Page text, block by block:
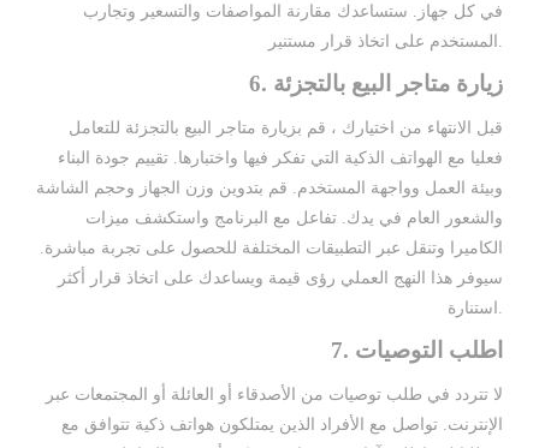
في كل جهاز. ستساعدك مقارنة المواصفات والتسعير وتجارب
6. زيارة متاجر البيع بالتجزئة
قبل الانتهاء من اختيارك ، قم بزيارة متاجر البيع بالتجزئة للتعامل
فعليا مع الهواتف الذكية التي تفكر فيها واختبارها. تقييم جودة البناء
وبيئة العمل وواجهة المستخدم. قم بتدوين وزن الجهاز وحجم الشاشة
والشعور العام في يدك. تفاعل مع البرنامج واستكشف ميزات
الكاميرا وتنقل عبر التطبيقات المختلفة للحصول على تجربة مباشرة.
سيوفر هذا النهج العملي رؤى قيمة ويساعدك على اتخاذ قرار أكثر
7. اطلب التوصيات
لا تتردد في طلب توصيات من الأصدقاء أو العائلة أو المجتمعات عبر
الإنترنت. تواصل مع الأفراد الذين يمتلكون هواتف ذكية تتوافق مع